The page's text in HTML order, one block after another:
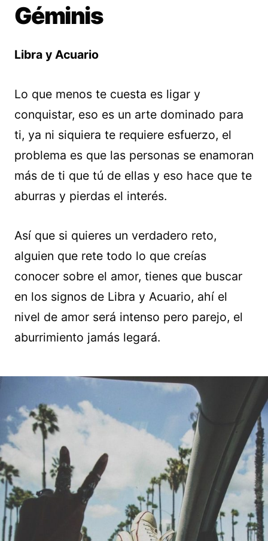
Géminis
Libra y Acuario
Lo que menos te cuesta es ligar y
conquistar, eso es un arte dominado para
ti, ya ni siquiera te requiere esfuerzo, el
problema es que las personas se enamoran
más de ti que tú de ellas y eso hace que te
aburras y pierdas el interés.
Así que si quieres un verdadero reto,
alguien que rete todo lo que creías
conocer sobre el amor, tienes que buscar
en los signos de Libra y Acuario, ahí el
nivel de amor será intenso pero parejo, el
aburrimiento jamás legará.